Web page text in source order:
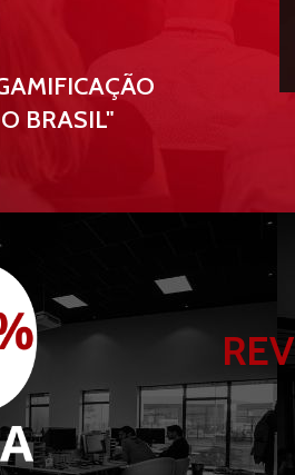
BRASIL"